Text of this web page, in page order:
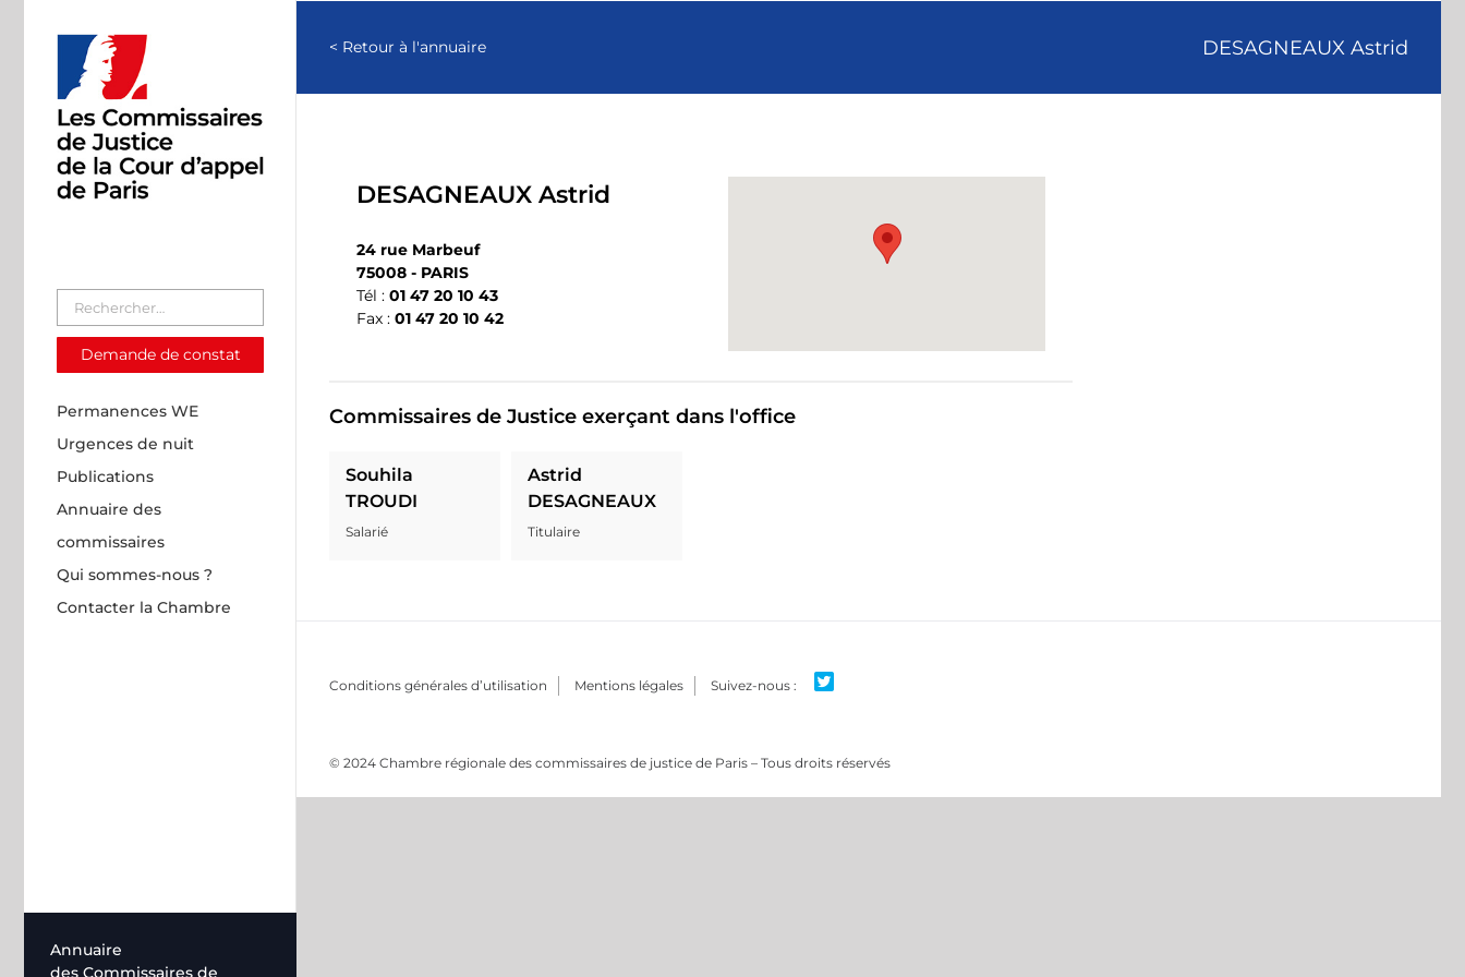
Demande de constat
Permanences WE
Urgences de nuit
Publications
Annuaire des
commissaires
Qui sommes-nous ?
Contacter la Chambre
Annuaire
des Commissaires de
DESAGNEAUX Astrid
< Retour à l'annuaire
DESAGNEAUX Astrid
24 rue Marbeuf
75008 - PARIS
Tél : 01 47 20 10 43
Fax : 01 47 20 10 42
Commissaires de Justice exerçant dans l'office
Souhila
TROUDI
Salarié
Astrid
DESAGNEAUX
Titulaire
Conditions générales d’utilisation Mentions légales
© 2024 Chambre régionale des commissaires de justice de Paris – Tous droits réservés